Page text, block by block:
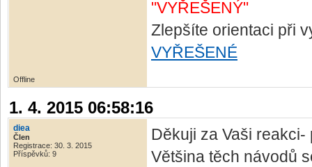
"VYŘEŠENÝ"
Zlepšíte orientaci při
VYŘEŠENÉ
Offline
1. 4. 2015 06:58:16
diea
Člen
Registrace: 30. 3. 2015
Příspěvků: 9
Děkuji za Vaši
Většina těch návodů